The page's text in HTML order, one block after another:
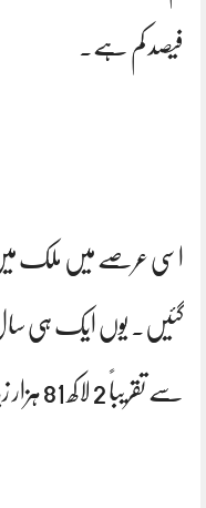
فیصد کم ہے۔
گئیں۔ یوں ایک ہی سال
سے تقریباً 2 لاکھ 81 ہزار زیادہ رہی۔